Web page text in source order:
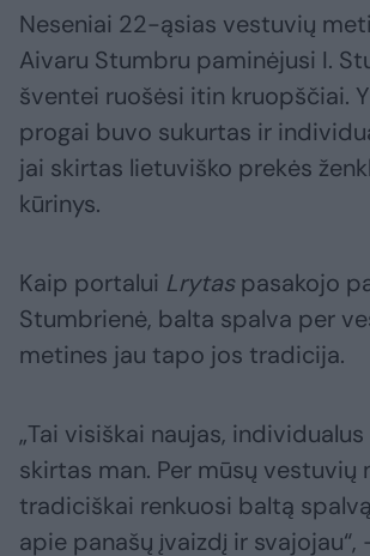
Neseniai 22-ąsias vestuvių
Aivaru Stumbru paminėjusi I.
šventei ruošėsi itin kruopščiai.
progai buvo sukurtas ir
jai skirtas lietuviško prekės
kūrinys.
Kaip portalui Lrytaspasakojo
Stumbrienė, balta spalva per
metines jau tapo jos tradicija.
„Tai visiškai naujas, individualus
skirtas man. Per mūsų vestuvių
tradiciškai renkuosi baltą
apie panašų įvaizdį ir svajojau“,